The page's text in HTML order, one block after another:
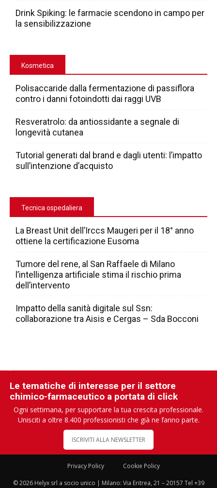
Drink Spiking: le farmacie scendono in campo per
la sensibilizzazione
Kosmetica
Polisaccaride dalla fermentazione di passiflora
contro i danni fotoindotti dai raggi UVB
Resveratrolo: da antiossidante a segnale di
longevità cutanea
Tutorial generati dal brand e dagli utenti: l’impatto
sull’intenzione d’acquisto
Tecnica ospedaliera
La Breast Unit dell’Irccs Maugeri per il 18° anno
ottiene la certificazione Eusoma
Tumore del rene, al San Raffaele di Milano
l’intelligenza artificiale stima il rischio prima
dell’intervento
Impatto della sanità digitale sul Ssn:
collaborazione tra Aisis e Cergas – Sda Bocconi
Le tematiche di interesse per il settore
chimico-farmaceutico a portata di click
Ogni settimana, per supportare la tua crescita professionale.
Unisciti a oltre 8.400 professionisti che già ne fanno parte.
ISCRIVITI ALLA NEWSLETTER
Privacy Policy Cookie Policy
© 2026 Helyx srl a socio unico | Milano: Via Eritrea, 21 – 20157 Tel +39